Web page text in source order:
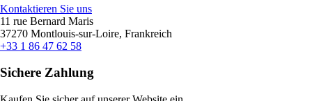
Kontaktieren Sie uns
11 rue Bernard Maris
37270 Montlouis-sur-Loire, Frankreich
+33 1 86 47 62 58
Sichere Zahlung